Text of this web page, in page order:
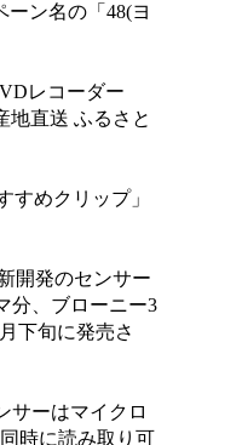
ン名の「48(ヨ
レコーダー
地直送 ふるさと
めクリップ」
開発のセンサー
分、ブローニー3
下旬に発売さ
サーはマイクロ
時に読み取り可